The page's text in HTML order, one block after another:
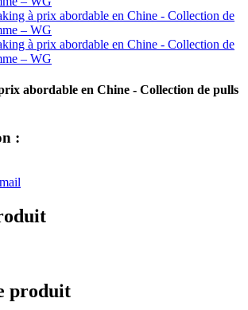
abordable en Chine - Collection de pulls
:
produit